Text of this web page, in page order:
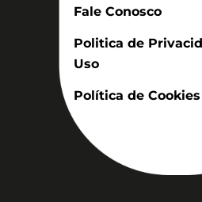
Fale Conosco
Politica de
Uso
Política de Cookies